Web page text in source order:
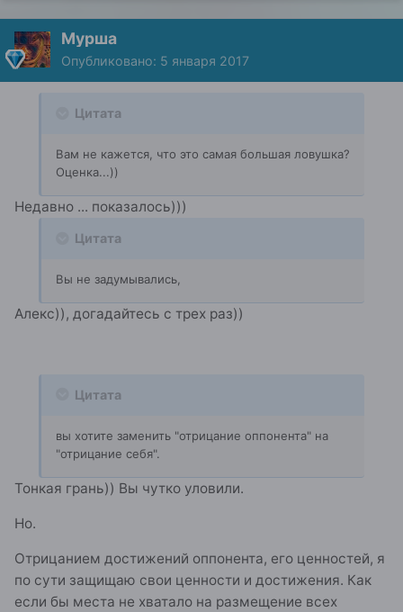
Мурша
Опубликовано: 5 января 2017
Цитата
Вам не кажется, что это самая большая ловушка?
Оценка...))
Недавно ... показалось)))
Цитата
Вы не задумывались,
Алекс)), догадайтесь с трех раз))
Цитата
вы хотите заменить "отрицание оппонента" на
"отрицание себя".
Тонкая грань)) Вы чутко уловили.
Но.
Отрицанием достижений оппонента, его ценностей, я
по сути защищаю свои ценности и достижения. Как
если бы места не хватало на размещение всех